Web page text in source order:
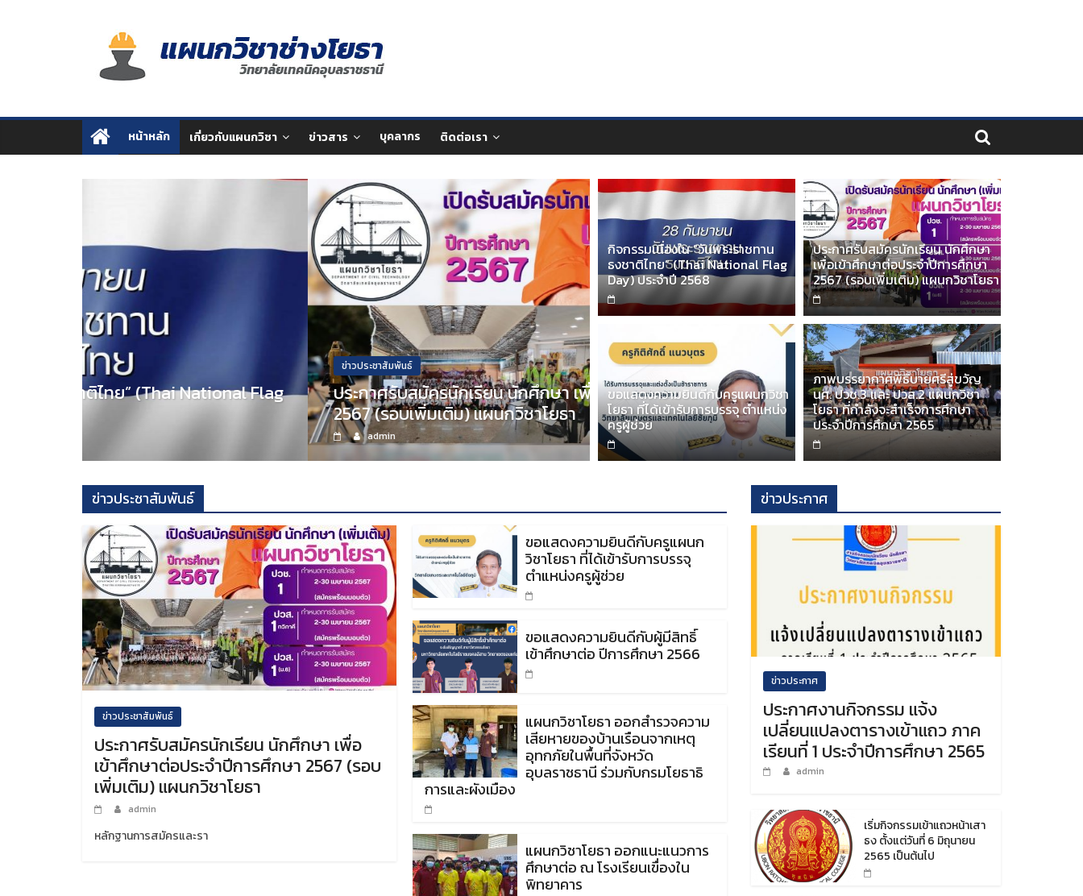
แผนก
วิชา
ช่าง
โยธา
หน้าหลัก เกี่ยวกับแผนกวิชา ข่าวสาร บุคลากร ติดต่อเรา
ประกาศรับสมัครนักเรียน นักศึกษา เพื่อเข้าศึกษาต่อประจำปีการศึกษา
2567 (รอบเพิ่มเติม) แผนกวิชาโยธา
กิจกรรมต่างๆ
กิจกรรมเนื่องใน “วันพระราชทานธงชาติไทย” (Thai National
Day) ประจำปี 2568
admin
กิจกรรมเนื่องใน “วันพระราชทาน
ธงชาติไทย” (Thai National Flag
Day) ประจำปี 2568
ประกาศรับสมัครนักเรียน นักศึกษา
เพื่อเข้าศึกษาต่อประจำปีการศึกษา
2567 (รอบเพิ่มเติม) แผนกวิชาโยธา
ขอแสดงความยินดีกับครูแผนกวิชา
โยธา ที่ได้เข้ารับการบรรจุ ตำแหน่ง
ครูผู้ช่วย
ภาพบรรยากาศพิธีบายศรีสู่ขวัญ
นศ. ปวช.3 และ ปวส.2 แผนกวิชา
โยธา ที่กำลังจะสำเร็จการศึกษา
ประจำปีการศึกษา 2565
ข่าวประชาสัมพันธ์
ข่าวประชาสัมพันธ์
ประกาศรับสมัครนักเรียน นักศึกษา เพื่อ
เข้าศึกษาต่อประจำปีการศึกษา 2567 (รอบ
เพิ่มเติม) แผนกวิชาโยธา
admin
หลักฐานการสมัครและรา
ขอแสดงความยินดีกับครูแผนก
วิชาโยธา ที่ได้เข้ารับการบรรจุ
ตำแหน่งครูผู้ช่วย
ขอแสดงความยินดีกับผู้มีสิทธิ์
เข้าศึกษาต่อ ปีการศึกษา 2566
แผนกวิชาโยธา ออกสำรวจความ
เสียหายของบ้านเรือนจากเหตุ
อุทกภัยในพื้นที่จังหวัด
อุบลราชธานี ร่วมกับกรมโยธาธิ
การและผังเมือง
แผนกวิชาโยธา ออกแนะแนวการ
ศึกษาต่อ ณ โรงเรียนเขื่องใน
พิทยาคาร
ข่าวประกาศ
ข่าวประกาศ
ประกาศงานกิจกรรม แจ้ง
เปลี่ยนแปลงตารางเข้าแถว ภาค
เรียนที่ 1 ประจำปีการศึกษา 2565
admin
เริ่มกิจกรรมเข้าแถวหน้าเสา
ธง ตั้งแต่วันที่ 6 มิถุนายน
2565 เป็นต้นไป